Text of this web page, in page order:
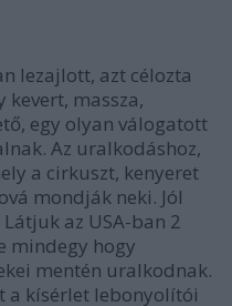
lezajlott, azt célozta
kevert, massza,
egy olyan válogatott
Az uralkodáshoz,
a cirkuszt, kenyeret
mondják neki. Jól
Látjuk az USA-ban 2
mindegy hogy
mentén uralkodnak.
a kísérlet lebonyolítói